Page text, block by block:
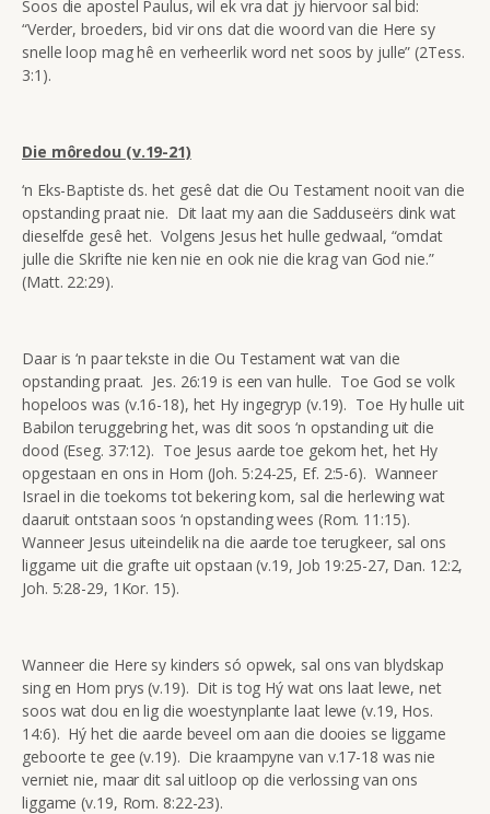
Soos die apostel Paulus, wil ek vra dat jy hiervoor sal bid:
“Verder, broeders, bid vir ons dat die woord van die Here sy
snelle loop mag hê en verheerlik word net soos by julle” (2Tess.
3:1).
Die môredou (v.19-21)
‘n Eks-Baptiste ds. het gesê dat die Ou Testament nooit van die
opstanding praat nie. Dit laat my aan die Sadduseërs dink wat
dieselfde gesê het. Volgens Jesus het hulle gedwaal, “omdat
julle die Skrifte nie ken nie en ook nie die krag van God nie.”
(Matt. 22:29).
Daar is ‘n paar tekste in die Ou Testament wat van die
opstanding praat. Jes. 26:19 is een van hulle. Toe God se volk
hopeloos was (v.16-18), het Hy ingegryp (v.19). Toe Hy hulle uit
Babilon teruggebring het, was dit soos ‘n opstanding uit die
dood (Eseg. 37:12). Toe Jesus aarde toe gekom het, het Hy
opgestaan en ons in Hom (Joh. 5:24-25, Ef. 2:5-6). Wanneer
Israel in die toekoms tot bekering kom, sal die herlewing wat
daaruit ontstaan soos ‘n opstanding wees (Rom. 11:15).
Wanneer Jesus uiteindelik na die aarde toe terugkeer, sal ons
liggame uit die grafte uit opstaan (v.19, Job 19:25-27, Dan. 12:2,
Joh. 5:28-29, 1Kor. 15).
Wanneer die Here sy kinders só opwek, sal ons van blydskap
sing en Hom prys (v.19). Dit is tog Hý wat ons laat lewe, net
soos wat dou en lig die woestynplante laat lewe (v.19, Hos.
14:6). Hý het die aarde beveel om aan die dooies se liggame
geboorte te gee (v.19). Die kraampyne van v.17-18 was nie
verniet nie, maar dit sal uitloop op die verlossing van ons
liggame (v.19, Rom. 8:22-23).